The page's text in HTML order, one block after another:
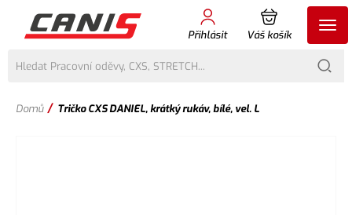
Přihlásit Váš košík
Domů / Tričko CXS DANIEL, krátký rukáv, bílé, vel. L